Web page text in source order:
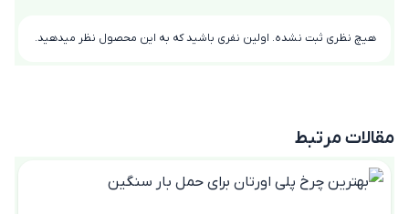
هیچ نظری ثبت نشده. اولین نفری باشید که به این محصول نظر میدهید.
مقالات مرتبط